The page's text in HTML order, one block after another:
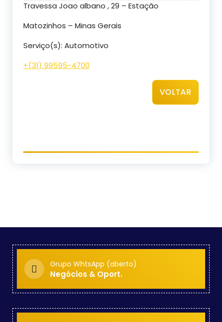
Travessa Joao albano , 29 – Estação
Matozinhos – Minas Gerais
Serviço(s): Automotivo
+(31) 99595-4700
VOLTAR
Grupo WhtsApp (aberto)
Negócios & Oport.